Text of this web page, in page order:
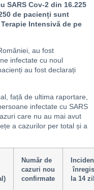
SARS Cov-2 din 16.225
de pacienți sunt
Intensivă de pe
au fost
infectate cu noul
au fost declarați
față de ultima raportare,
infectate cu SARS
care nu au mai avut
a cazurilor per total și a
Număr de
cazuri nou
confirmate
la 14